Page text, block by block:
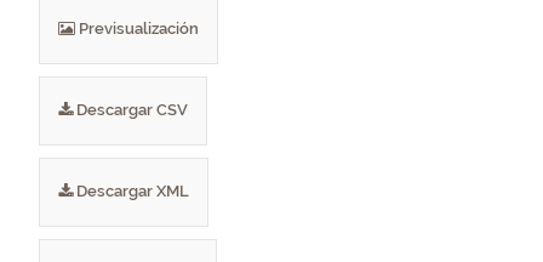
Previsualización
Descargar CSV
Descargar XML